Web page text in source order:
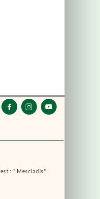
: " Mescladis"
  